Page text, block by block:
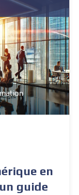
en
guide